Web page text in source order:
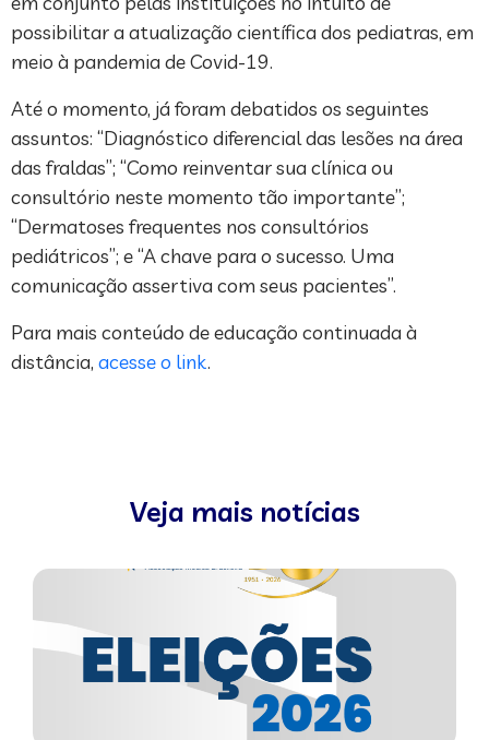
possibilitar a atualização científica dos pediatras, em
meio à pandemia de Covid-19.
Até o momento, já foram debatidos os seguintes
assuntos: “Diagnóstico diferencial das lesões na área
das fraldas”; “Como reinventar sua clínica ou
consultório neste momento tão importante”;
“Dermatoses frequentes nos consultórios
pediátricos”; e “A chave para o sucesso. Uma
comunicação assertiva com seus pacientes”.
Para mais conteúdo de educação continuada à
distância, acesse o link.
Veja mais notícias